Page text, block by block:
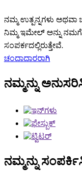
ನಮ್ಮ ಉತ್ಪನ್ನಗಳು
ನಿಮ್ಮ ಇಮೇಲ್ ಅನ್ನು ನಮಗೆ
ಸಂಪರ್ಕದಲ್ಲಿರುತ್ತೇವೆ.
ಚಂದಾದಾರರಾಗಿ
ನಮ್ಮನ್ನು
ನಮ್ಮನ್ನು